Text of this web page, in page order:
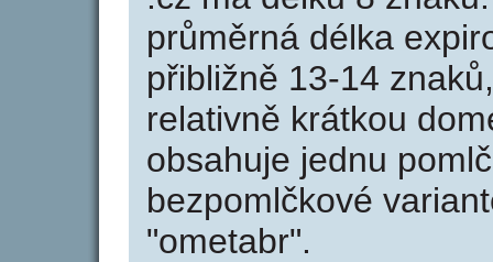
průměrná délka
přibližně 13-14
relativně krátkou
obsahuje jednu
bezpomlčkové
"ometabr".